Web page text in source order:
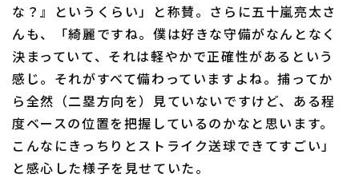
な？』というくらい」と称賛。さらに五十嵐亮太さ
んも、「綺麗ですね。僕は好きな守備がなんとなく
決まっていて、それは軽やかで正確性があるという
感じ。それがすべて備わっていますよね。捕ってか
ら全然（二塁方向を）見ていないですけど、ある程
度ベースの位置を把握しているのかなと思います。
こんなにきっちりとストライク送球できてすごい」
と感心した様子を見せていた。